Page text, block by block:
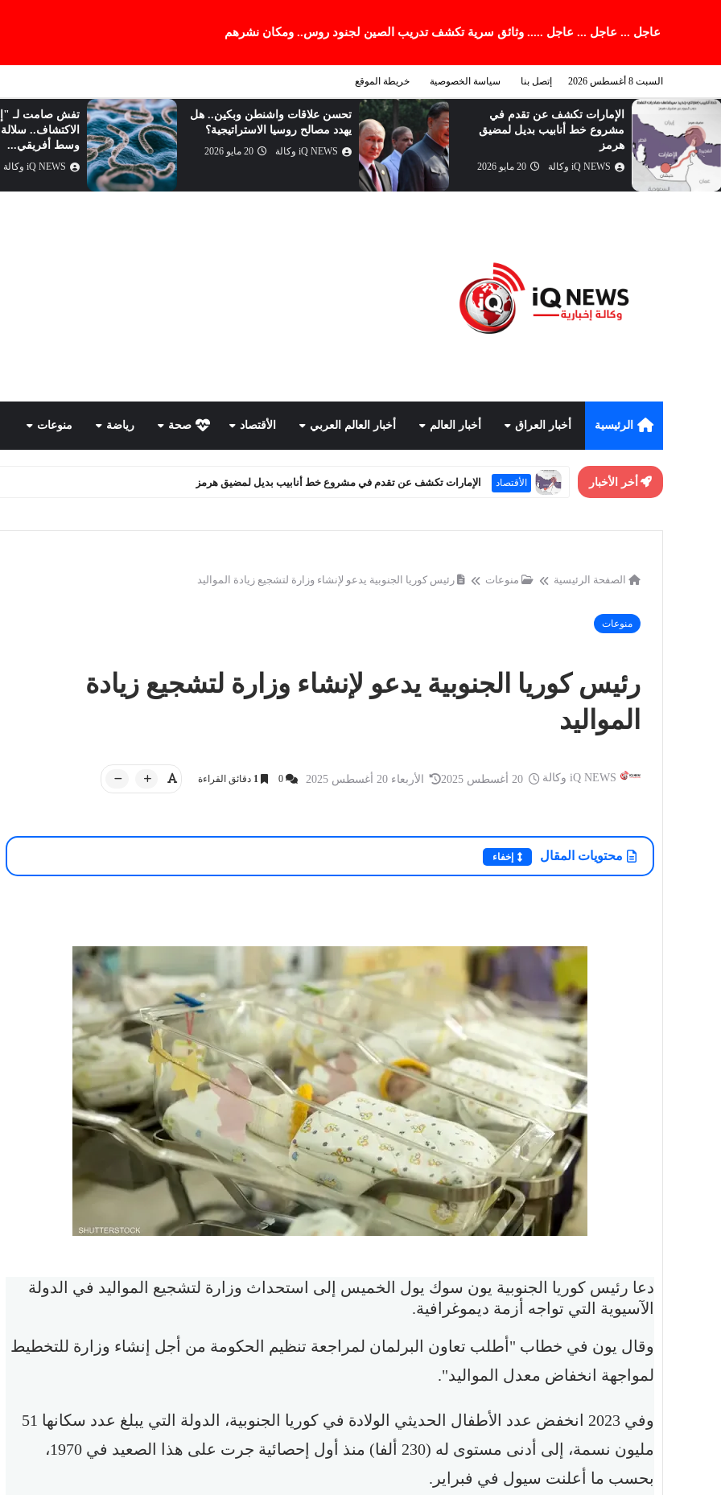
عاجل ... عاجل ... عاجل ..... وثائق سرية تكشف تدريب الصين لجنود روس.. ومكان نشرهم
السبت 8 أغسطس 2026 إتصل بنا سياسة الخصوصية خريطة الموقع
الإمارات تكشف عن تقدم في
مشروع خط أنابيب بديل لمضيق
هرمز
iQ NEWS وكالة 20 مايو 2026
تحسن علاقات واشنطن وبكين.. هل
يهدد مصالح روسيا الاستراتيجية؟
iQ NEWS وكالة 20 مايو 2026
تفش صامت لـ
الاكتشاف.. سلالة
وسط أفريقي...
iQ NEWS وكالة
أمسية شعرية حاشدة للشاعر الفلسطيني
تميم البرغوثي على قاعة التشريفات في
بعد مقتل إمام مسجد في بغداد
يد من الهند تعانق بطل العراق.. قصة
إنسانية تتصدر السوشيال ميديا
الرئيسية أخبار العراق أخبار العالم أخبار العالم العربي الأقتصاد صحة رياضة منوعات
أخر الأخبار أخبار العالم تحسن علاقات واشنطن وبكين.. هل يهدد مصالح روسيا الاستراتيجية؟
الصفحة الرئيسية منوعات رئيس كوريا الجنوبية يدعو لإنشاء وزارة لتشجيع زيادة المواليد
منوعات
رئيس كوريا الجنوبية يدعو لإنشاء وزارة لتشجيع زيادة
المواليد
iQ NEWS وكالة الأربعاء 20 أغسطس 2025 0
1 دقائق القراءة
محتويات المقال إخفاء
دعا رئيس كوريا الجنوبية يون سوك يول الخميس إلى استحداث وزارة لتشجيع المواليد في الدولة
الآسيوية التي تواجه أزمة ديموغرافية.
وقال يون في خطاب "أطلب تعاون البرلمان لمراجعة تنظيم الحكومة من أجل إنشاء وزارة للتخطيط
لمواجهة انخفاض معدل المواليد".
وفي 2023 انخفض عدد الأطفال الحديثي الولادة في كوريا الجنوبية، الدولة التي يبلغ عدد سكانها 51
مليون نسمة، إلى أدنى مستوى له (230 ألفا) منذ أول إحصائية جرت على هذا الصعيد في 1970،
بحسب ما أعلنت سيول في فبراير.